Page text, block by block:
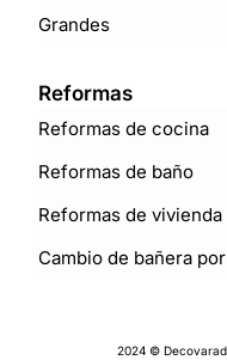
Grandes
Reformas
Reformas de cocina
Reformas de baño
Reformas de vivienda
Cambio de bañera
2024 ©